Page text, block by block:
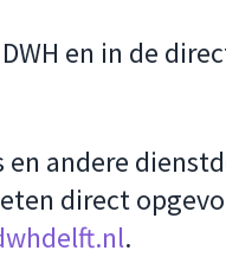
en in de
andere
direct
.